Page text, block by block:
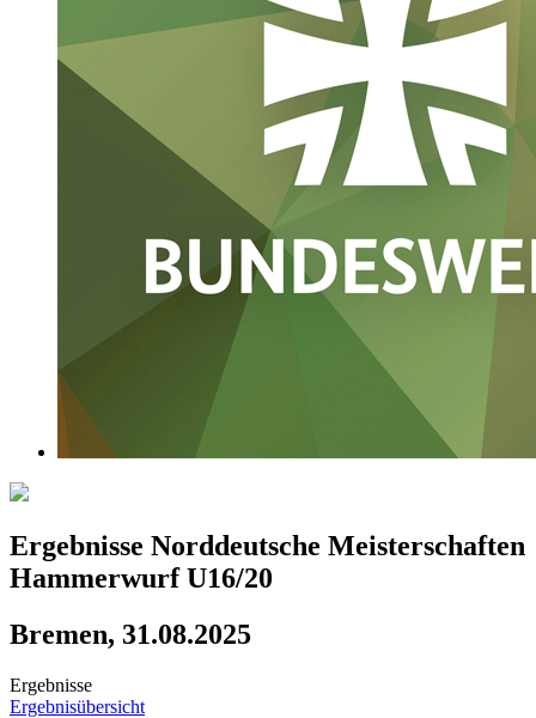
Ergebnisse Norddeutsche Meisterschaften
Hammerwurf U16/20
Bremen, 31.08.2025
Ergebnisse
Ergebnisübersicht